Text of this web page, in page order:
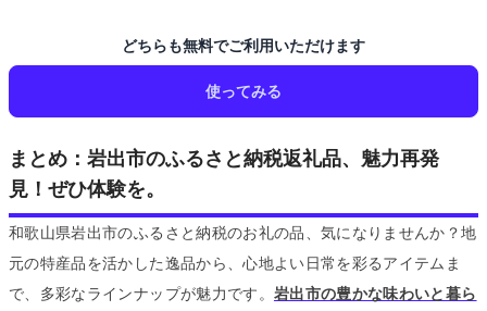
どちらも無料でご利用いただけます
使ってみる
まとめ：岩出市のふるさと納税返礼品、魅力再発
見！ぜひ体験を。
和歌山県岩出市のふるさと納税のお礼の品、気になりませんか？地
元の特産品を活かした逸品から、心地よい日常を彩るアイテムま
で、多彩なラインナップが魅力です。 岩出市の豊かな味わいと暮ら